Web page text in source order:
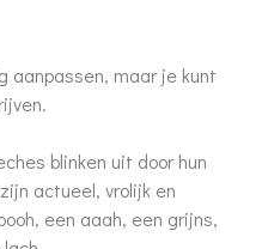
aanpassen, maar je kunt
blinken uit door hun
actueel, vrolijk en
een aaah, een grijns,